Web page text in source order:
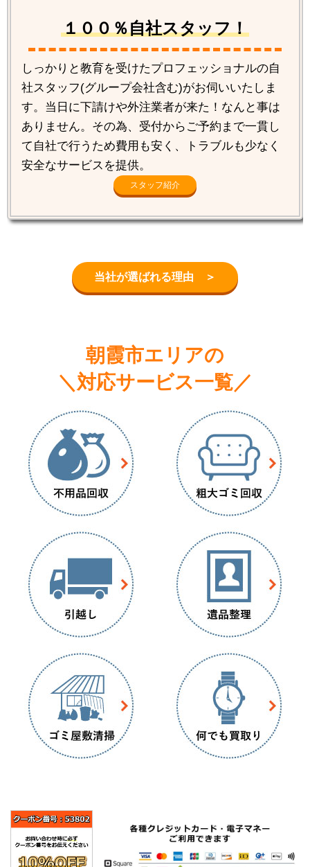
１００％自社スタッフ！
しっかりと教育を受けたプロフェッショナルの自
社スタッフ(グループ会社含む)がお伺いいたしま
す。当日に下請けや外注業者が来た！なんと事は
ありません。その為、受付からご予約まで一貫し
て自社で行うため費用も安く、トラブルも少なく
安全なサービスを提供。
スタッフ紹介
当社が選ばれる理由 ＞
朝霞市エリアの
＼対応サービス一覧／